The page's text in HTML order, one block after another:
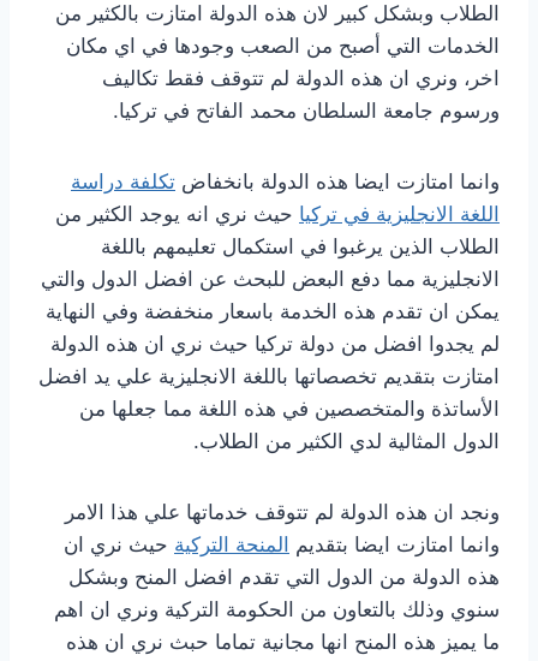
الطلاب وبشكل كبير لان هذه الدولة امتازت بالكثير من
الخدمات التي أصبح من الصعب وجودها في اي مكان
اخر، ونري ان هذه الدولة لم تتوقف فقط تكاليف
ورسوم جامعة السلطان محمد الفاتح في تركيا.
وانما امتازت ايضا هذه الدولة بانخفاض تكلفة دراسة
اللغة الانجليزية في تركيا حيث نري انه يوجد الكثير من
الطلاب الذين يرغبوا في استكمال تعليمهم باللغة
الانجليزية مما دفع البعض للبحث عن افضل الدول والتي
يمكن ان تقدم هذه الخدمة باسعار منخفضة وفي النهاية
لم يجدوا افضل من دولة تركيا حيث نري ان هذه الدولة
امتازت بتقديم تخصصاتها باللغة الانجليزية علي يد افضل
الأساتذة والمتخصصين في هذه اللغة مما جعلها من
الدول المثالية لدي الكثير من الطلاب.
ونجد ان هذه الدولة لم تتوقف خدماتها علي هذا الامر
وانما امتازت ايضا بتقديم المنحة التركية حيث نري ان
هذه الدولة من الدول التي تقدم افضل المنح وبشكل
سنوي وذلك بالتعاون من الحكومة التركية ونري ان اهم
ما يميز هذه المنح انها مجانية تماما حبث نري ان هذه